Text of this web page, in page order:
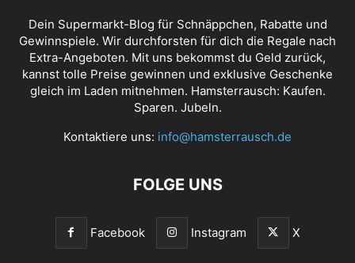
Dein Supermarkt-Blog für Schnäppchen, Rabatte und
Gewinnspiele. Wir durchforsten für dich die Regale nach
Extra-Angeboten. Mit uns bekommst du Geld zurück,
kannst tolle Preise gewinnen und exklusive Geschenke
gleich im Laden mitnehmen. Hamsterrausch: Kaufen.
Sparen. Jubeln.
Kontaktiere uns: info@hamsterrausch.de
FOLGE UNS
Facebook Instagram X